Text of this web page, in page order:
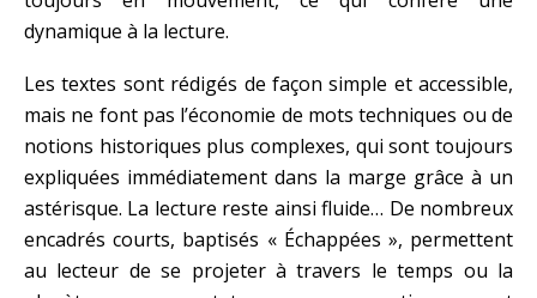
dynamique à la lecture.
Les textes sont rédigés de façon simple et accessible,
mais ne font pas l’économie de mots techniques ou de
notions historiques plus complexes, qui sont toujours
expliquées immédiatement dans la marge grâce à un
astérisque. La lecture reste ainsi fluide… De nombreux
encadrés courts, baptisés « Échappées », permettent
au lecteur de se projeter à travers le temps ou la